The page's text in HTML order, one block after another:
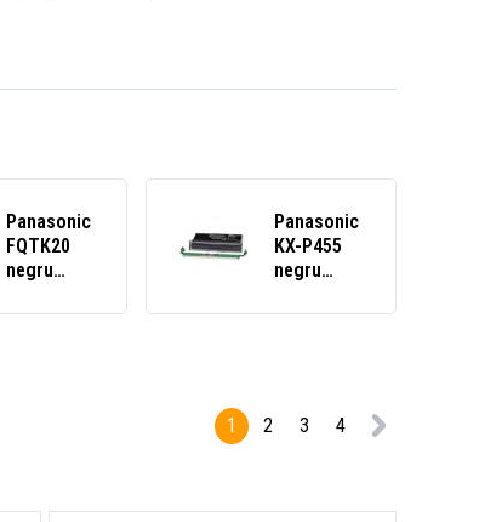
Panasonic
FQTK20
negru
toner
Panasonic
KX-P455
negru
toner
1
2 3 4